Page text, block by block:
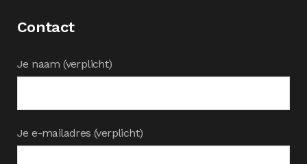
Contact
Je naam (verplicht)
Je e-mailadres (verplicht)